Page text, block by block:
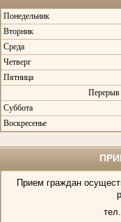
Понедельник
Вторник
Среда
Четверг
Пятница
Перерыв
Суббота
Воскресенье
Прием граждан